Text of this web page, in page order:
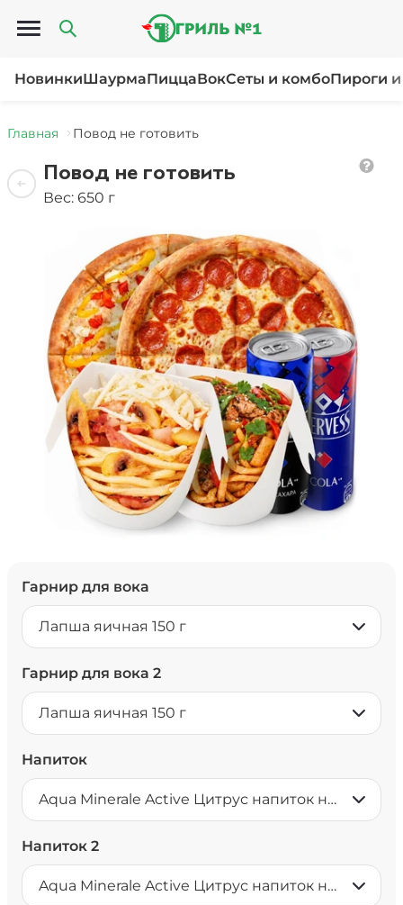
Открыть меню
НовинкиШаурмаПиццаВокСеты и комбоПироги
Главная Повод не готовить
Повод не готовить
Вес: 650 г
Гарнир для вока
Лапша яичная 150 г
Гарнир для вока 2
Лапша яичная 150 г
Напиток
Aqua Minerale Active Цитрус напиток негазированный 0,5 л
Напиток 2
Aqua Minerale Active Цитрус напиток негазированный 0,5 л